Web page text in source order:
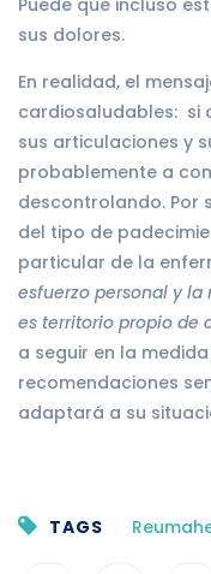
sus dolores.
En realidad, el
cardiosaludables: si
sus articulaciones y
probablemente a
descontrolando. Por
del tipo de
particular de la
esfuerzo personal y
es territorio propio de
a seguir en la
recomendaciones
adaptará a su
TAGS